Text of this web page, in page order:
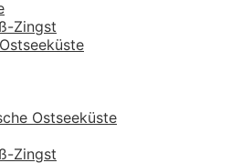
Zingst
Ostseeküste
Zingst